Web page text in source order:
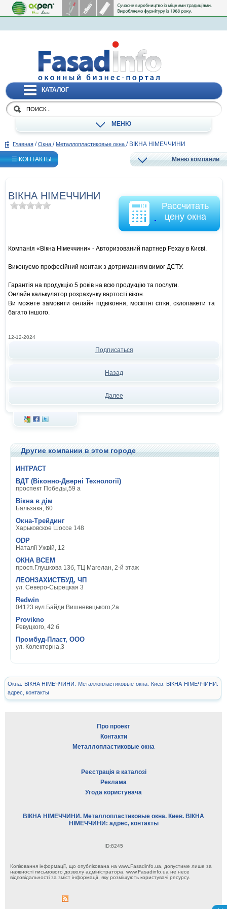
КАТАЛОГ
МЕНЮ
Главная / Окна / Металлопластиковые окна / ВІКНА НІМЕЧЧИНИ
☰ КОНТАКТЫ Меню компании
ВІКНА НІМЕЧЧИНИ
Рассчитать
цену окна
Компанія «Вікна Німеччини» - Авторизований партнер Рехау в Києві.
Виконуємо професійний монтаж з дотриманням вимог ДСТУ.
Гарантія на продукцію 5 років на всю продукцію та послуги.
Онлайн калькулятор розрахунку вартості вікон.
Ви можете замовити онлайн підвіконня, москітні сітки, склопакети та
багато іншого.
12-12-2024
Подписаться
Назад
Далее
Другие компании в этом городе
ИНТРАСТ
ВДТ (Віконно-Дверні Технології)
проспект Победы,59 а
Вікна в дім
Бальзака, 60
Окна-Трейдинг
Харьковское Шоссе 148
ODP
Наталії Ужвій, 12
ОКНА ВСЕМ
просп.Глушкова 13б, ТЦ Магелан, 2-й этаж
ЛЕОНЗАХИСТБУД, ЧП
ул. Северо-Сырецкая 3
Redwin
04123 вул.Байди Вишневецького,2а
Provikno
Ревуцкого, 42 б
Промбуд-Пласт, ООО
ул. Колекторна,3
Окна. ВІКНА НІМЕЧЧИНИ. Металлопластиковые окна. Киев. ВІКНА НІМЕЧЧИНИ:
адрес, контакты
Про проект
Контакти
Металлопластиковые окна
Реєстрація в каталозі
Реклама
Угода користувача
ВІКНА НІМЕЧЧИНИ. Металлопластиковые окна. Киев. ВІКНА
НІМЕЧЧИНИ: адрес, контакты
ID:8245
Копіювання інформації, що опублікована на www.Fasadinfo.ua, допустиме лише за
наявності письмового дозволу адміністратора. www.Fasadinfo.ua не несе
відповідальності за зміст інформації, яку розміщують користувачі ресурсу.